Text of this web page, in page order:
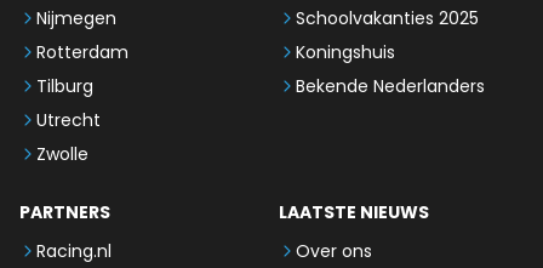
Nijmegen
Rotterdam
Tilburg
Utrecht
Zwolle
Schoolvakanties 2025
Koningshuis
Bekende Nederlanders
PARTNERS
Racing.nl
LAATSTE NIEUWS
Over ons